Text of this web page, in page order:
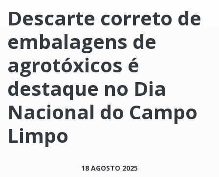
Descarte correto de
embalagens de
agrotóxicos é
destaque no Dia
Nacional do Campo
Limpo
18 AGOSTO 2025